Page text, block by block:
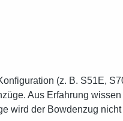
Aus Erfahrung
wird der Bowdenzug